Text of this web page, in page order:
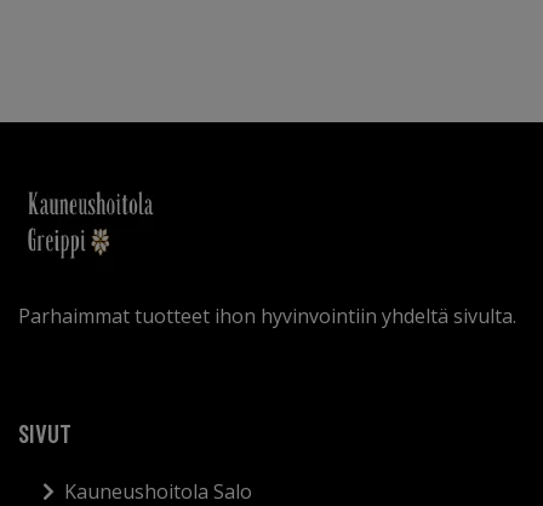
Parhaimmat tuotteet ihon hyvinvointiin yhdeltä sivulta.
SIVUT
Kauneushoitola Salo